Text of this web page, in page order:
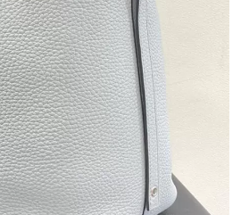
宅配買取を申し込む
料の宅配キットをお届けします